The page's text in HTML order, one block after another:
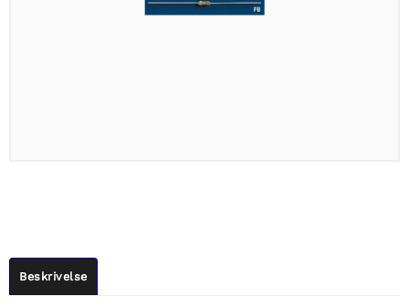
Beskrivelse